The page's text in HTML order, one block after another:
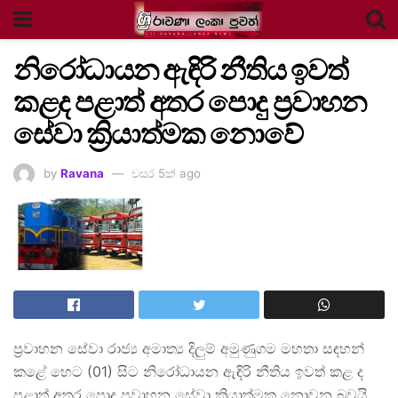
නිරෝධායන ඇඳිරි නීතිය ඉවත්
කළද පළාත් අතර පොදු ප්‍රවාහන‌
සේවා ක්‍රියාත්මක නොවේ
by Ravana වසර 5ක් ago
ප්‍රවාහන සේවා රාජ්‍ය අමාත්‍ය දිලුම් අමුණුගම මහතා සඳහන්
කළේ හෙට (01) සිට නිරෝධායන ඇඳිරි නීතිය ඉවත් කළ ද